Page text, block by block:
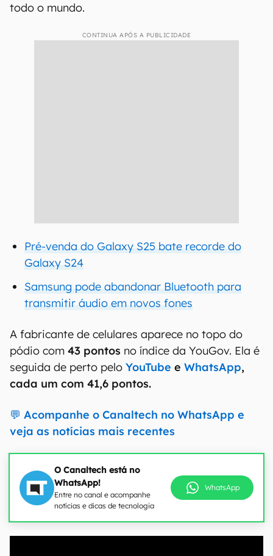
todo o mundo.
CONTINUA APÓS A PUBLICIDADE
Pré-venda do Galaxy S25 bate recorde do
Galaxy S24
Samsung pode abandonar Bluetooth para
transmitir áudio em novos fones
A fabricante de celulares aparece no topo do
pódio com 43 pontos no índice da YouGov. Ela é
seguida de perto pelo YouTube e WhatsApp,
cada um com 41,6 pontos.
💬 Acompanhe o Canaltech no WhatsApp e
veja as notícias mais recentes
O Canaltech está no
WhatsApp!
Entre no canal e acompanhe
notícias e dicas de tecnologia
WhatsApp